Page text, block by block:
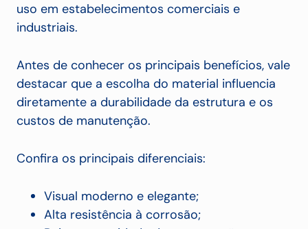
uso em estabelecimentos comerciais e
industriais.
Antes de conhecer os principais benefícios, vale
destacar que a escolha do material influencia
diretamente a durabilidade da estrutura e os
custos de manutenção.
Confira os principais diferenciais:
Visual moderno e elegante;
Alta resistência à corrosão;